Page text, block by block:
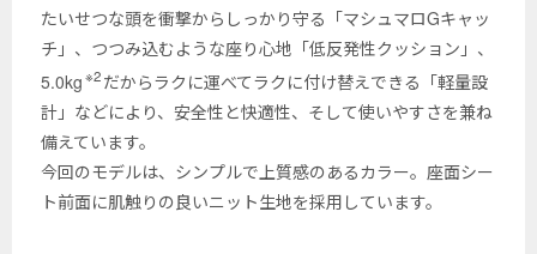
たいせつな頭を衝撃からしっかり守る「マシュマロGキャッ
チ」、つつみ込むような座り心地「低反発性クッション」、
5.0kg※2だからラクに運べてラクに付け替えできる「軽量設
計」などにより、安全性と快適性、そして使いやすさを兼ね
備えています。
今回のモデルは、シンプルで上質感のあるカラー。座面シー
ト前面に肌触りの良いニット生地を採用しています。